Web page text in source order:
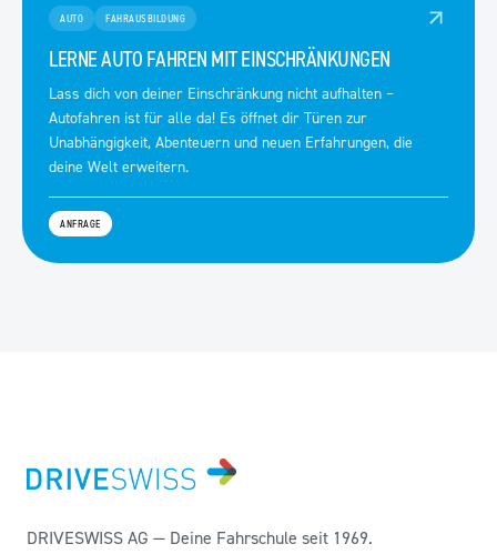
AUTO FAHRAUSBILDUNG
LERNE AUTO FAHREN MIT EINSCHRÄNKUNGEN
Lass dich von deiner Einschränkung nicht aufhalten –
Autofahren ist für alle da! Es öffnet dir Türen zur
Unabhängigkeit, Abenteuern und neuen Erfahrungen, die
deine Welt erweitern.
ANFRAGE
DRIVESWISS AG — Deine Fahrschule seit 1969.